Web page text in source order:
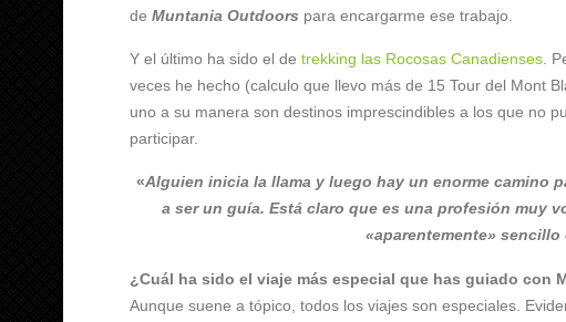
de Muntania Outdoors para encargarme ese trabajo.
Y el último ha sido el de trekking las Rocosas Canadienses .
veces he hecho (calculo que llevo más de 15 Tour del Mont
uno a su manera son destinos imprescindibles a los que no
participar.
«Alguien inicia la llama y luego hay un enorme camino
a ser un guía. Está claro que es una profesión muy
«aparentemente»
¿Cuál ha sido el viaje más especial que has guiado con
Aunque suene a tópico, todos los viajes son especiales.